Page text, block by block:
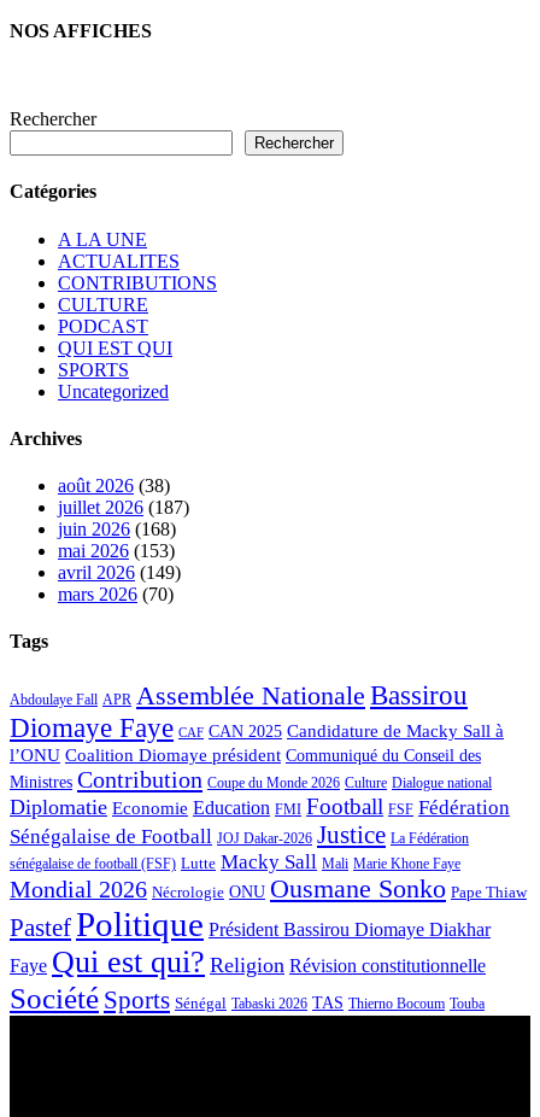
NOS AFFICHES
Rechercher
Rechercher
Catégories
A LA UNE
ACTUALITES
CONTRIBUTIONS
CULTURE
PODCAST
QUI EST QUI
SPORTS
Uncategorized
Archives
août 2026 (38)
juillet 2026 (187)
juin 2026 (168)
mai 2026 (153)
avril 2026 (149)
mars 2026 (70)
Tags
Abdoulaye Fall APR Assemblée Nationale Bassirou
Diomaye Faye CAF CAN 2025 Candidature de Macky Sall à
l’ONU Coalition Diomaye président Communiqué du Conseil des
Ministres Contribution Coupe du Monde 2026 Culture Dialogue national
Diplomatie Economie Education FMI Football FSF Fédération
Sénégalaise de Football JOJ Dakar-2026 Justice La Fédération
sénégalaise de football (FSF) Lutte Macky Sall Mali Marie Khone Faye
Mondial 2026 Nécrologie ONU Ousmane Sonko Pape Thiaw
PastefPolitique Président Bassirou Diomaye Diakhar
Faye Qui est qui? Religion Révision constitutionnelle
Société Sports Sénégal Tabaski 2026 TAS Thierno Bocoum Touba